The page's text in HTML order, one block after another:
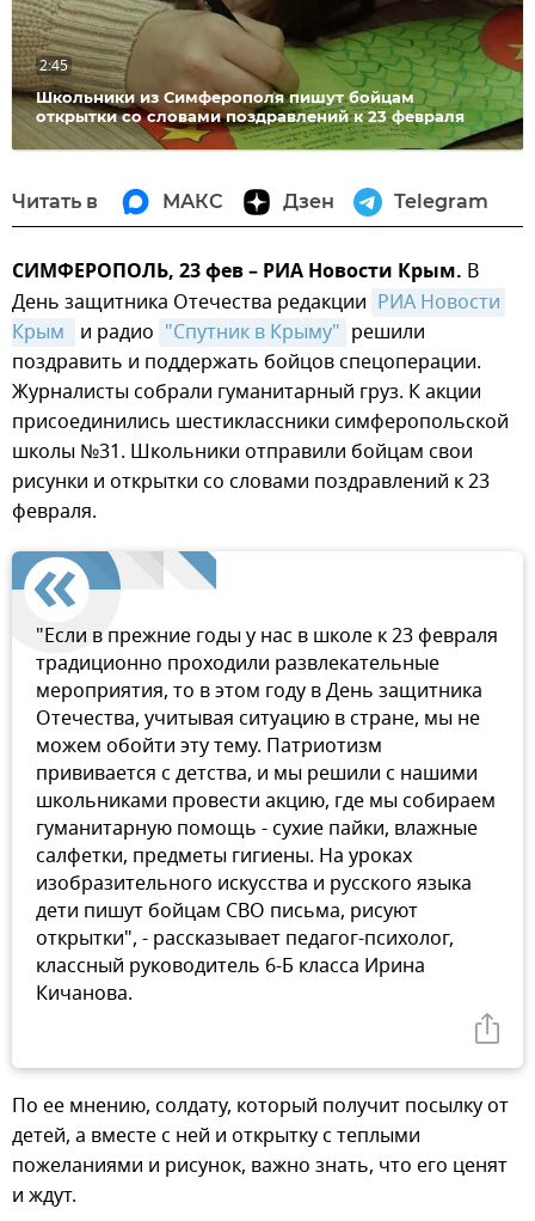
Школьники из Симферополя пишут бойцам
открытки со словами поздравлений к 23 февраля
2:45
Читать в МАКС Дзен Telegram
СИМФЕРОПОЛЬ, 23 фев – РИА Новости Крым. В
День защитника Отечества редакции РИА Новости
Крым
и радио "Спутник в Крыму" решили
поздравить и поддержать бойцов спецоперации.
Журналисты собрали гуманитарный груз. К акции
присоединились шестиклассники симферопольской
школы №31. Школьники отправили бойцам свои
рисунки и открытки со словами поздравлений к 23
февраля.
"Если в прежние годы у нас в школе к 23 февраля
традиционно проходили развлекательные
мероприятия, то в этом году в День защитника
Отечества, учитывая ситуацию в стране, мы не
можем обойти эту тему. Патриотизм
прививается с детства, и мы решили с нашими
школьниками провести акцию, где мы собираем
гуманитарную помощь - сухие пайки, влажные
салфетки, предметы гигиены. На уроках
изобразительного искусства и русского языка
дети пишут бойцам СВО письма, рисуют
открытки", - рассказывает педагог-психолог,
классный руководитель 6-Б класса Ирина
Кичанова.
По ее мнению, солдату, который получит посылку от
детей, а вместе с ней и открытку с теплыми
пожеланиями и рисунок, важно знать, что его ценят
и ждут.